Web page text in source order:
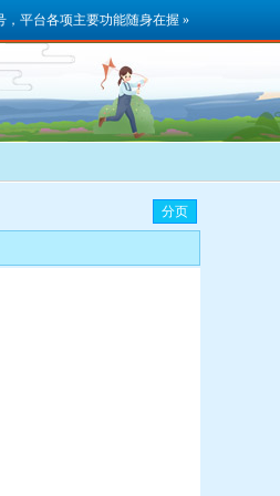
，平台各项主要功能随身在握 »
分页